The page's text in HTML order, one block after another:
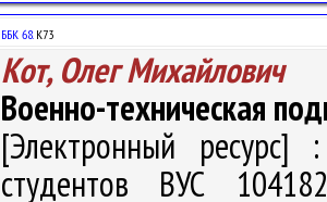
ББК 68.К73
Кот, Олег Михайлович
Военно-техническая
[Электронный ресурс]
студентов ВУС